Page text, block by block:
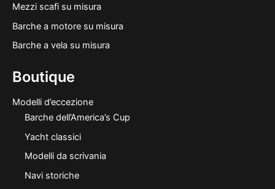
Mezzi scafi su misura
Barche a motore su misura
Barche a vela su misura
Boutique
Modelli d’eccezione
Barche dell’America’s Cup
Yacht classici
Modelli da scrivania
Navi storiche